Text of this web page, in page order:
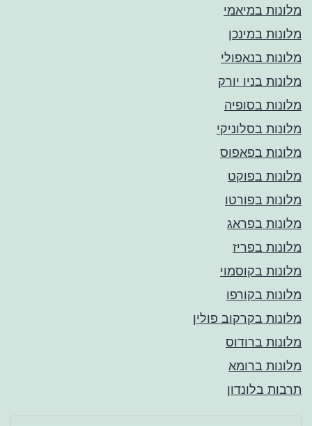
מלונות במיאמי
מלונות במינכן
מלונות בנאפולי
מלונות בניו יורק
מלונות בסופיה
מלונות בסלוניקי
מלונות בפאפוס
מלונות בפוקט
מלונות בפורטו
מלונות בפראג
מלונות בפריז
מלונות בקוסמוי
מלונות בקורפו
מלונות בקרקוב פולין
מלונות ברודוס
מלונות ברומא
תרבות בלונדון